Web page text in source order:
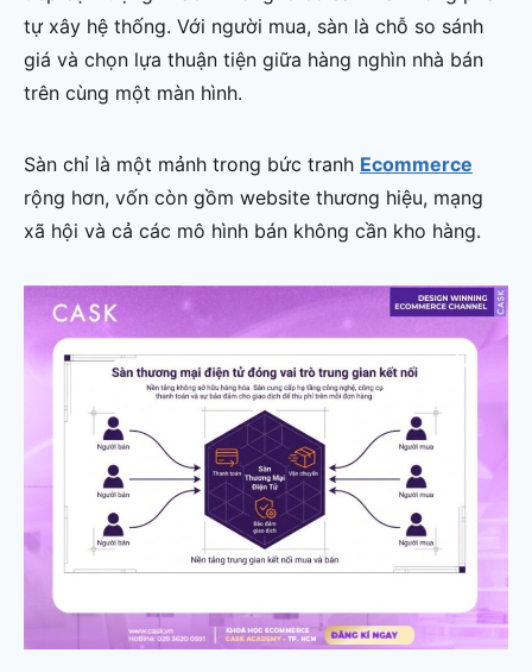
tự xây hệ thống. Với người mua, sàn là chỗ so sánh
giá và chọn lựa thuận tiện giữa hàng nghìn nhà bán
trên cùng một màn hình.
Sàn chỉ là một mảnh trong bức tranh Ecommerce
rộng hơn, vốn còn gồm website thương hiệu, mạng
xã hội và cả các mô hình bán không cần kho hàng.